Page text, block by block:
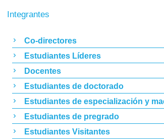
Integrantes
Co-directores
Estudiantes Líderes
Docentes
Estudiantes de doctorado
Estudiantes de especialización y
Estudiantes de pregrado
Estudiantes Visitantes